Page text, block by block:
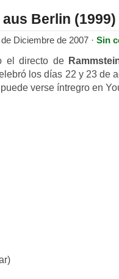
Berlin (1999)
Diciembre de 2007 · Sin
el directo de
los días 22 y 23 de
verse íntregro en